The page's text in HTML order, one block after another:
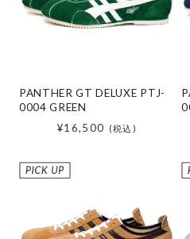
PANTHER GT DELUXE PTJ-
0004 GREEN
¥16,500
(税込)